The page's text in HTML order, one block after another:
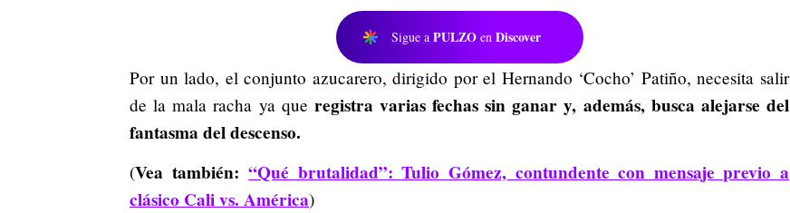
Sigue a PULZO en Discover
Por un lado, el conjunto azucarero, dirigido por el Hernando ‘Cocho’ Patiño, necesita salir
de la mala racha ya que registra varias fechas sin ganar y, además, busca alejarse del
fantasma del descenso.
(Vea también:“Qué brutalidad”: Tulio Gómez, contundente con mensaje previo a
clásico Cali vs. América)